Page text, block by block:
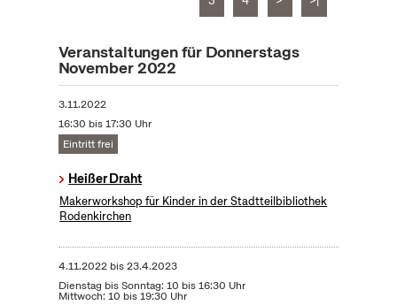
Veranstaltungen für Donnerstags
November 2022
3.11.2022
16:30 bis 17:30 Uhr
Eintritt frei
Heißer Draht
Makerworkshop für Kinder in der Stadtteilbibliothek
Rodenkirchen
4.11.2022bis23.4.2023
Dienstag bis Sonntag: 10 bis 16:30 Uhr
Mittwoch: 10 bis 19:30 Uhr